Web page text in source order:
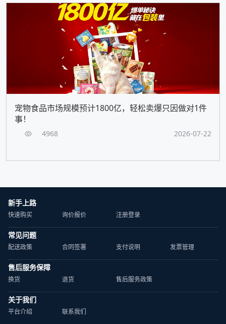
宠物食品市场规模预计1800亿，轻松卖爆只因做对1件
事！
4968 2026-07-22
新手上路
快速购买 询价报价 注册登录
常见问题
配送政策 合同签署 支付说明 发票管理
售后服务保障
换货 退货 售后服务政策
关于我们
平台介绍 联系我们